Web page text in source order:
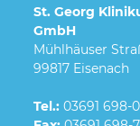
St. Georg
GmbH
Mühlhäuser
99817 Eisenach
Tel.: 03691 698-0